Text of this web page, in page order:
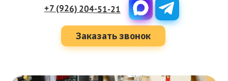
+7 (926) 204-51-21
Заказать звонок